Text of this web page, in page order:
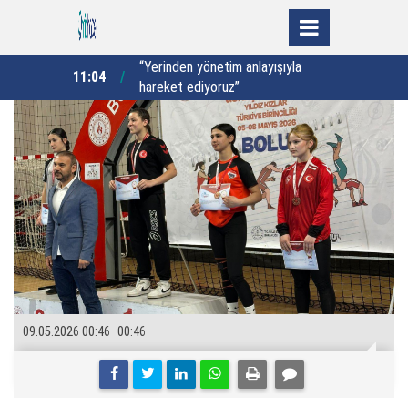
10:48
Vali Çelik'ten, Sancak'ta yatırım ve
üretim mesaisi
00:46
09.05.2026 00:46